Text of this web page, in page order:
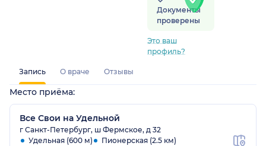
Документы
проверены
Это ваш
профиль?
Запись О враче Отзывы
Место приёма:
Все Свои на Удельной
г Санкт-Петербург, ш Фермское, д 32
Удельная (600 м)
Пионерская (2.5 км)